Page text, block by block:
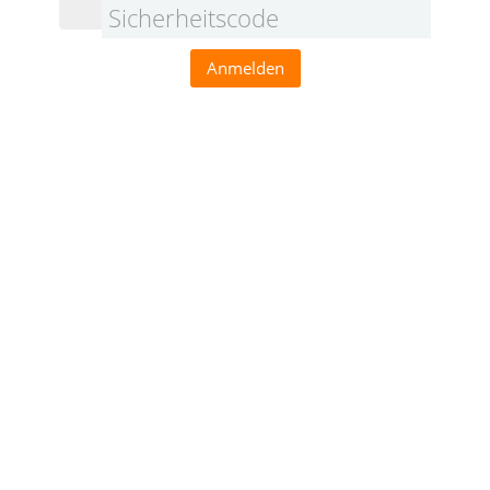
Sicherheitscode
Anmelden